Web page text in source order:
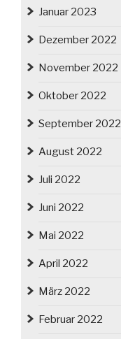
Januar 2023
Dezember 2022
November 2022
Oktober 2022
September 2022
August 2022
Juli 2022
Juni 2022
Mai 2022
April 2022
März 2022
Februar 2022